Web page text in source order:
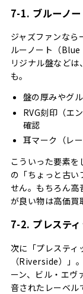
7-1. ブルーノ
ジャズファンな
ルーノート（
リジナル盤など
も。
盤の厚みやグ
RVG刻印（エ
確認
耳マーク（レ
こういった要素
の「ちょっと古い
せん。もちろん
が良い物は高価買
7-2. プレステ
次に「プレステ
（Riverside）」
ーン、ビル・エヴ
音されたレーベル